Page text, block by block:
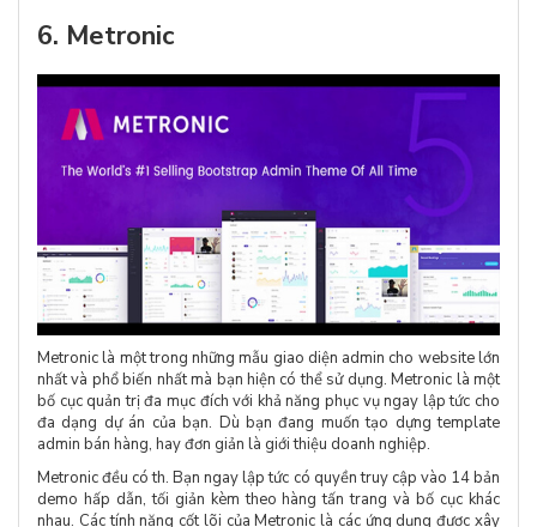
6. Metronic
Metronic là một trong những mẫu giao diện admin cho website lớn
nhất và phổ biến nhất mà bạn hiện có thể sử dụng. Metronic là một
bố cục quản trị đa mục đích với khả năng phục vụ ngay lập tức cho
đa dạng dự án của bạn. Dù bạn đang muốn tạo dựng template
admin bán hàng, hay đơn giản là giới thiệu doanh nghiệp.
Metronic đều có th. Bạn ngay lập tức có quyền truy cập vào 14 bản
demo hấp dẫn, tối giản kèm theo hàng tấn trang và bố cục khác
nhau. Các tính năng cốt lõi của Metronic là các ứng dụng được xây